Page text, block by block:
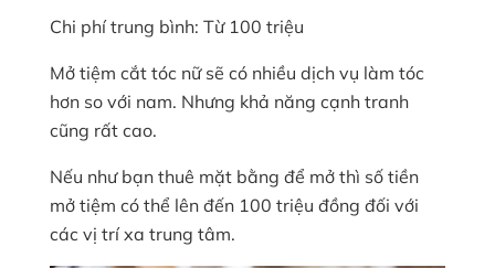
Chi phí trung bình: Từ 100 triệu
Mở tiệm cắt tóc nữ sẽ có nhiều dịch vụ làm tóc
hơn so với nam. Nhưng khả năng cạnh tranh
cũng rất cao.
Nếu như bạn thuê mặt bằng để mở thì số tiền
mở tiệm có thể lên đến 100 triệu đồng đối với
các vị trí xa trung tâm.